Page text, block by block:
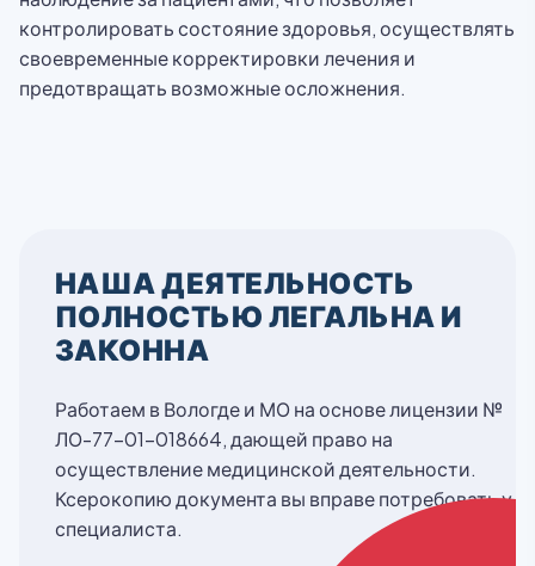
контролировать состояние здоровья, осуществлять
своевременные корректировки лечения и
предотвращать возможные осложнения.
НАША ДЕЯТЕЛЬНОСТЬ
ПОЛНОСТЬЮ ЛЕГАЛЬНА И
ЗАКОННА
Работаем в Вологде и МО на основе лицензии №
ЛО-77-01-018664, дающей право на
осуществление медицинской деятельности.
Ксерокопию документа вы вправе потребовать у
специалиста.